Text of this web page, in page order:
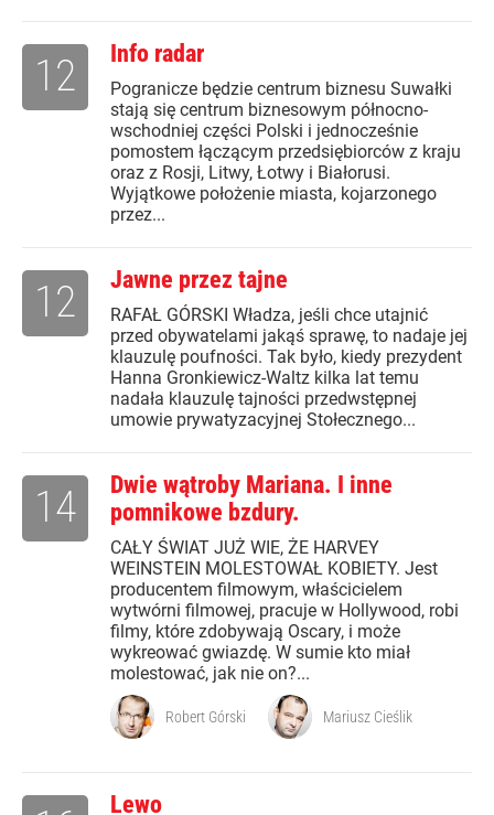
Info radar
Pogranicze będzie centrum biznesu Suwałki
stają się centrum biznesowym północno-
wschodniej części Polski i jednocześnie
pomostem łączącym przedsiębiorców z kraju
oraz z Rosji, Litwy, Łotwy i Białorusi.
Wyjątkowe położenie miasta, kojarzonego
przez...
12
Jawne przez tajne
RAFAŁ GÓRSKI Władza, jeśli chce utajnić
przed obywatelami jakąś sprawę, to nadaje jej
klauzulę poufności. Tak było, kiedy prezydent
Hanna Gronkiewicz-Waltz kilka lat temu
nadała klauzulę tajności przedwstępnej
umowie prywatyzacyjnej Stołecznego...
12
Dwie wątroby Mariana. I inne
pomnikowe bzdury.
CAŁY ŚWIAT JUŻ WIE, ŻE HARVEY
WEINSTEIN MOLESTOWAŁ KOBIETY. Jest
producentem filmowym, właścicielem
wytwórni filmowej, pracuje w Hollywood, robi
filmy, które zdobywają Oscary, i może
wykreować gwiazdę. W sumie kto miał
molestować, jak nie on?...
14
Robert Górski Mariusz Cieślik
Lewo